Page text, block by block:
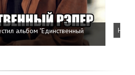
альбом "Единственный